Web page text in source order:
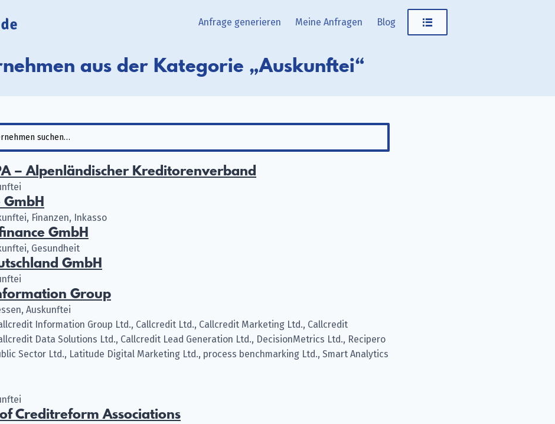
Anfrage generieren Meine Anfragen Blog
aus der Kategorie „Auskunftei“
– Alpenländischer Kreditorenverband
GmbH
Finanzen, Inkasso
GmbH
Gesundheit
GmbH
Group
Auskunftei
Information Group Ltd., Callcredit Ltd., Callcredit Marketing Ltd., Callcredit
Data Solutions Ltd., Callcredit Lead Generation Ltd., DecisionMetrics Ltd., Recipero
Sector Ltd., Latitude Digital Marketing Ltd., process benchmarking Ltd., Smart Analytics
Creditreform Associations